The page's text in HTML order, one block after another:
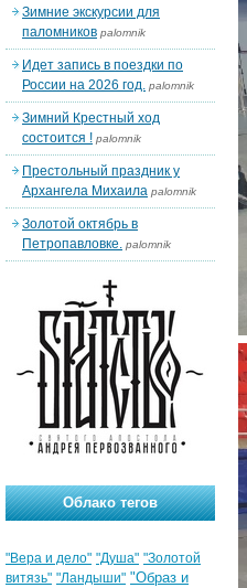
Зимние экскурсии для
паломников palomnik
Идет запись в поездки по
России на 2026 год. palomnik
Зимний Крестный ход
состоится ! palomnik
Престольный праздник у
Архангела Михаила palomnik
Золотой октябрь в
Петропавловке. palomnik
Облако тегов
"Вера и дело" "Душа" "Золотой
витязь" "Ландыши" "Образ и